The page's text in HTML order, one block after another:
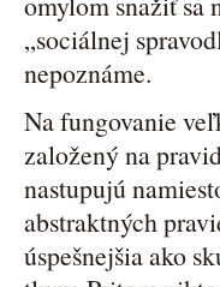
„sociálnej
nepoznáme.
Na fungovanie
založený na
nastupujú
abstraktných
úspešnejšia ako